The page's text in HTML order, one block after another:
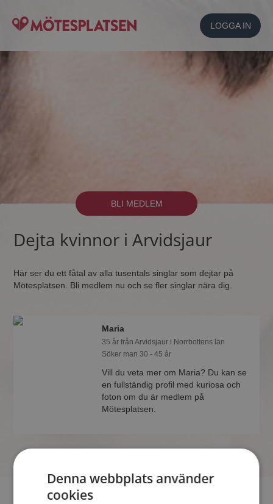
LOGGA IN
BLI MEDLEM
Dejta kvinnor i Arvidsjaur
Här ser du ett fåtal av alla tusentals singlar som dejtar på
Mötesplatsen. Bli medlem nu och se fler singlar nära dig.
Maria
35 år från Arvidsjaur i Norrbottens län
Söker man 30 - 45 år
Vill du veta mer om Maria? Du kan se
en fullständig profil med kuriosa och
foton om du är medlem på
Mötesplatsen.
Denna webbplats använder
cookies